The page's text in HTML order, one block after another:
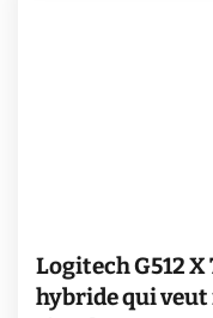
Logitech G512
hybride qui veut